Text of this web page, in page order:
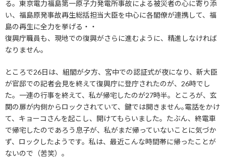
る。東京電力福島第一原子力発電所事故による被災者の心に寄り添
い、福島原発事故再生総括担当大臣を中心に各閣僚が連携して、福
島の再生に全力を挙げる・・
復興庁職員も、現地での復興がさらに進むように、精進しなければ
なりません。
ところで26日は、組閣が夕方、宮中での認証式が夜になり、新大臣
が官邸での記者会見を終えて復興庁に登庁されたのが、26時でし
た。一連の行事を終えて、私が帰宅したのが27時半。ところが、玄
関の扉が内側からロックされていて、鍵では開きません｡電話をかけ
て、キョーコさんを起こし、開けてもらいました。たぶん、終電車
で帰宅したのであろう息子が、私がまだ帰っていないことに気づか
ず、ロックしたようです。私は、最近こんな時間帯に帰ったことが
ないので（苦笑）。